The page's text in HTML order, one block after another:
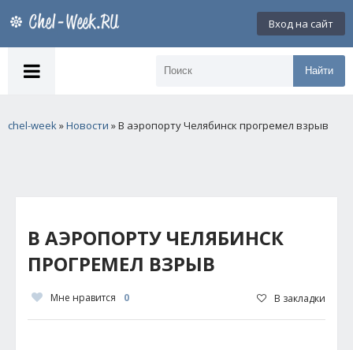
Вход на сайт
Найти
chel-week»Новости » В аэропорту Челябинск прогремел взрыв
В АЭРОПОРТУ ЧЕЛЯБИНСК
ПРОГРЕМЕЛ ВЗРЫВ
Мне нравится 0 В закладки